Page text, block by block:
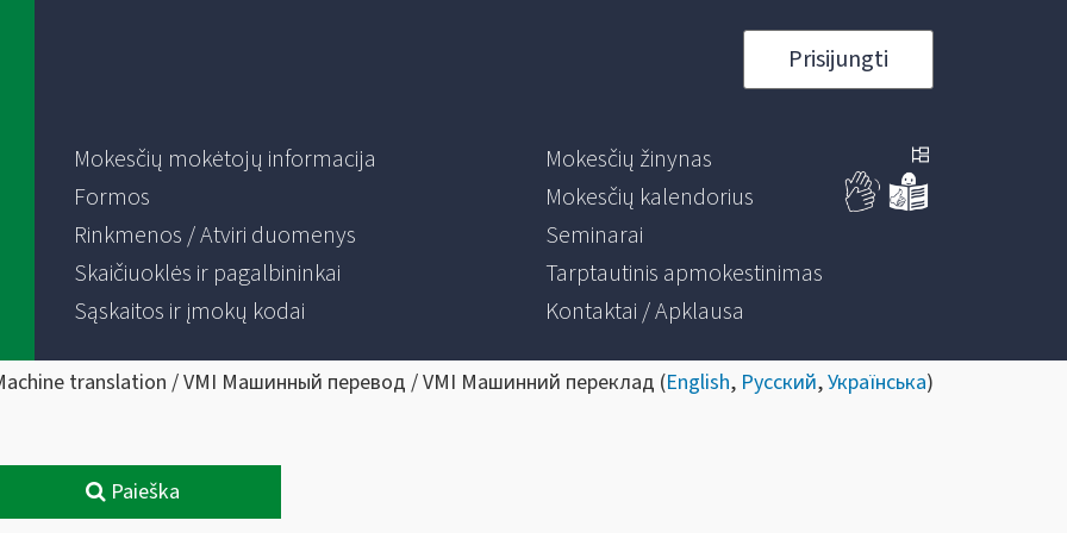
Prisijungti
Mokesčių mokėtojų informacija
Formos
Rinkmenos / Atviri duomenys
Skaičiuoklės ir pagalbininkai
Sąskaitos ir įmokų kodai
Mokesčių žinynas
Mokesčių kalendorius
Seminarai
Tarptautinis apmokestinimas
Kontaktai / Apklausa
translation / VMI Машинный перевод / VMI Машинний переклад (English, Русский,Українська)
Paieška